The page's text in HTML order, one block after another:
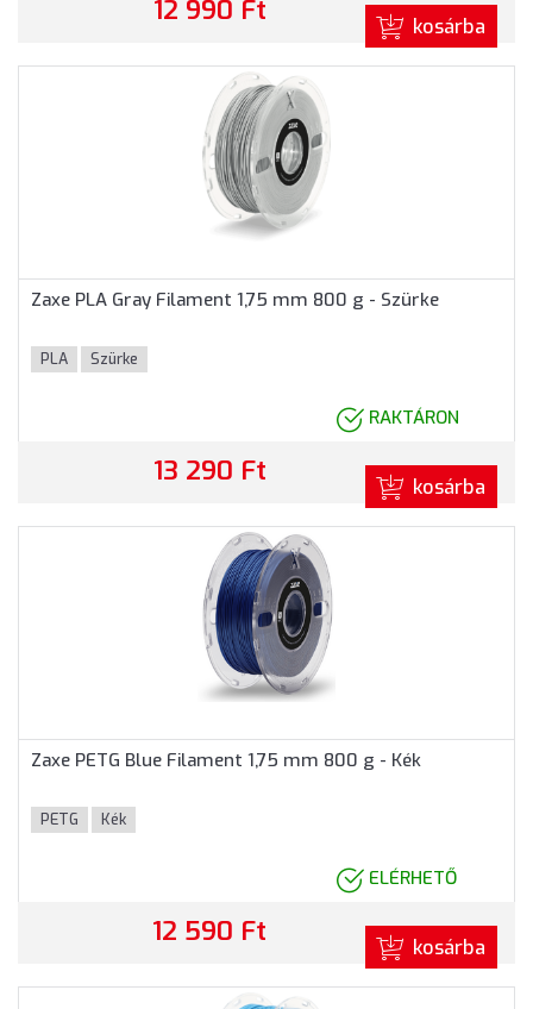
12 990 Ft kosárba
Zaxe PLA Gray Filament 1,75 mm 800 g - Szürke
PLA Szürke
RAKTÁRON
13 290 Ft kosárba
Zaxe PETG Blue Filament 1,75 mm 800 g - Kék
PETG Kék
ELÉRHETŐ
12 590 Ft kosárba